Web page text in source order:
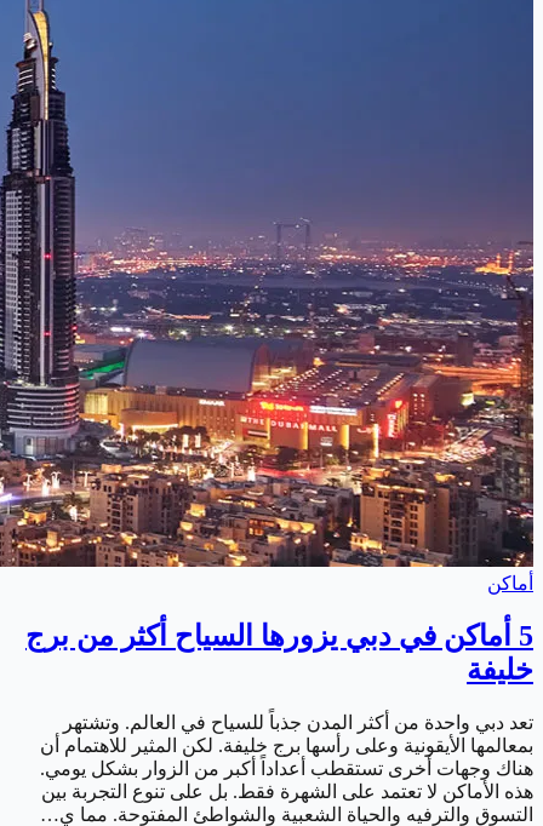
أماكن
5 أماكن في دبي يزورها السياح أكثر من برج
خليفة
تعد دبي واحدة من أكثر المدن جذباً للسياح في العالم. وتشتهر
بمعالمها الأيقونية وعلى رأسها برج خليفة. لكن المثير للاهتمام أن
هناك وجهات أخرى تستقطب أعداداً أكبر من الزوار بشكل يومي.
هذه الأماكن لا تعتمد على الشهرة فقط. بل على تنوع التجربة بين
التسوق والترفيه والحياة الشعبية والشواطئ المفتوحة. مما ي…